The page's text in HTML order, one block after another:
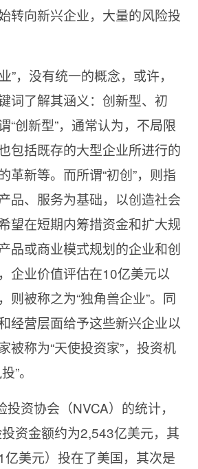
转向新兴企业，大量的风险投
”，没有统一的概念，或许，
词了解其涵义：创新型、初
“创新型”，通常认为，不局限
包括既存的大型企业所进行的
革新等。而所谓“初创”，则指
品、服务为基础，以创造社会
望在短期内筹措资金和扩大规
品或商业模式规划的企业和创
企业价值评估在10亿美元以
则被称之为“独角兽企业”。同
经营层面给予这些新兴企业以
被称为“天使投资家”，投资机
”。
资协会（NVCA）的统计，
资金额约为2,543亿美元，其
美元）投在了美国，其次是